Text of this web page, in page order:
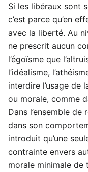
Si les libéraux sont
c’est parce qu’en
avec la liberté. Au
ne prescrit aucun
l’égoïsme que
l’idéalisme,
interdire l’usage de
ou morale, comme
Dans l’ensemble
dans son
introduit qu’une
contrainte envers
morale minimale de